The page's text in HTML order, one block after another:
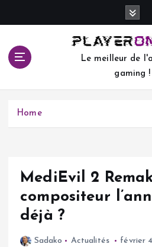
c
Le meilleur de
gaming !
Home
MediEvil 2
compositeur
déjà ?
Sadako Actualités février